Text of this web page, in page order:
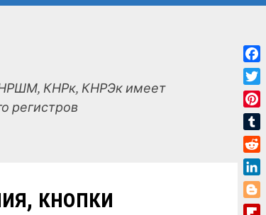
КНРк, КНРЭк имеет
регистров
кнопки